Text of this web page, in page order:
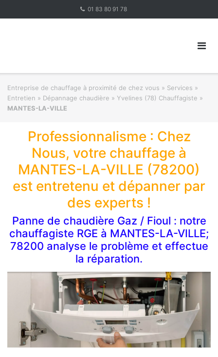
01 83 80 91 78
Entreprise de chauffage à proximité de chez vous » Services »
Entretien » Dépannage chaudière » Yvelines (78) Chauffagiste »
MANTES-LA-VILLE
Professionnalisme : Chez
Nous, votre chauffage à
MANTES-LA-VILLE (78200)
est entretenu et dépanner par
des experts !
Panne de chaudière Gaz / Fioul : notre
chauffagiste RGE à MANTES-LA-VILLE;
78200 analyse le problème et effectue
la réparation.